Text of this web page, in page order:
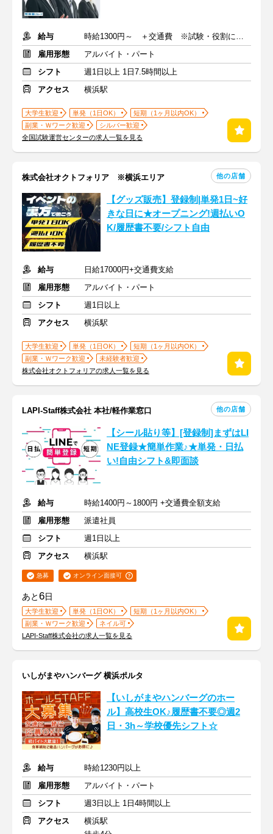
給与
雇用形態
アルバイト・パート
シフト
週1日以上 1日7.5時間以上
アクセス
横浜駅
大学生歓迎 単発（1日OK）
短期（1ヶ月以内OK）
副業・Ｗワーク歓迎
シルバー歓迎
全国試験運営センターの求人一覧を見る
株式会社オクトフォリア ※横浜エリア 他の店舗
【グッズ販売】登録制|単発1日~好
きな日に★オープニング!週払いO
K/履歴書不要/シフト自由
給与
日給17000円+交通費支給
雇用形態
アルバイト・パート
シフト
週1日以上
アクセス
横浜駅
大学生歓迎 単発（1日OK）
短期（1ヶ月以内OK）
副業・Ｗワーク歓迎
未経験者歓迎
株式会社オクトフォリアの求人一覧を見る
LAPI-Staff株式会社 本社/軽作業窓口 他の店舗
【シール貼り等】[登録制]まずはLI
NE登録★簡単作業♪★単発・日払
い!自由シフト&即面談
給与
時給1400円～1800円 +交通費全額支給
雇用形態
派遣社員
シフト
週1日以上
アクセス
横浜駅
急募 オンライン面接可
あと6日
大学生歓迎 単発（1日OK）
短期（1ヶ月以内OK）
副業・Ｗワーク歓迎
ネイル可
LAPI-Staff株式会社の求人一覧を見る
いしがまやハンバーグ 横浜ポルタ
【いしがまやハンバーグのホー
ル】高校生OK♪履歴書不要◎週2
日・3h～学校優先シフト☆
給与
時給1230円以上
雇用形態
アルバイト・パート
シフト
週3日以上 1日4時間以上
アクセス
横浜駅